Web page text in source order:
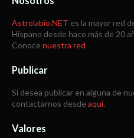
Astrolabio.NET es la mayor red
Hispano desde hace más de 20
Conoce nuestra red
Publicar
Si desea publicar en alguna de
contactarnos desde aquí.
Valores